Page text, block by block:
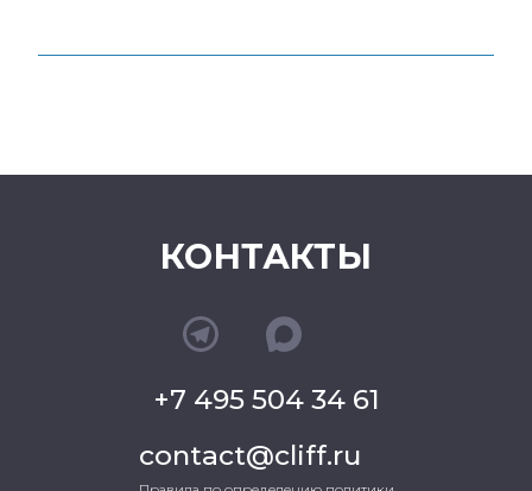
КОНТАКТЫ
+7 495 504 34 61
contact@cliff.ru